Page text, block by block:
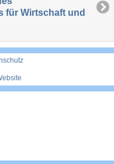
für Wirtschaft und